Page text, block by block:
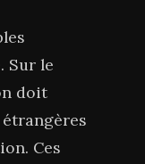
Sur le
doit
Ces